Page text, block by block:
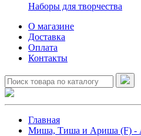
Наборы для творчества
О магазине
Доставка
Оплата
Контакты
Главная
Миша, Тиша и Ариша (F) -